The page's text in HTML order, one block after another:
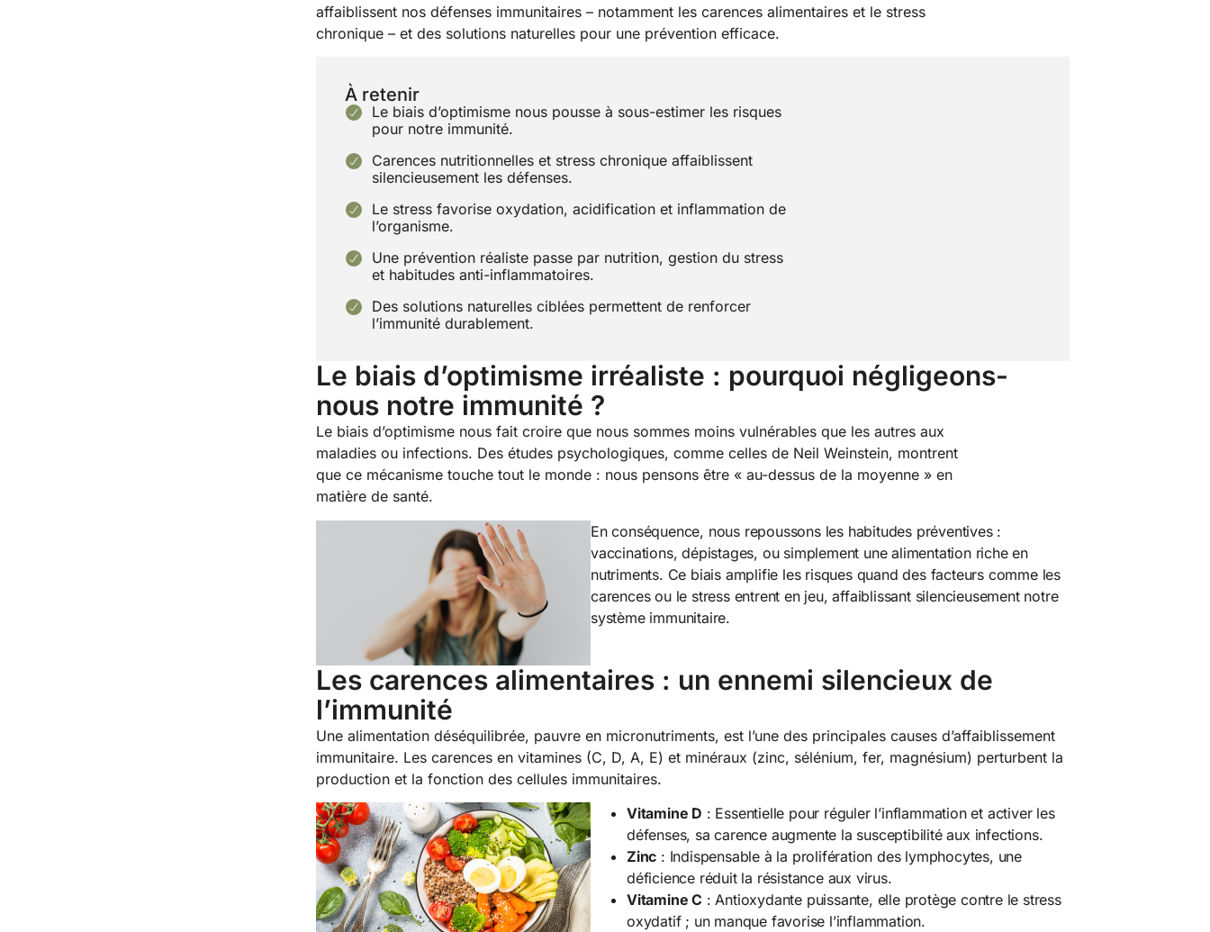
affaiblissent nos défenses immunitaires – notamment les carences alimentaires et le stress
chronique – et des solutions naturelles pour une prévention efficace.
À retenir
Le biais d’optimisme nous pousse à sous-estimer les risques
pour notre immunité.
Carences nutritionnelles et stress chronique affaiblissent
silencieusement les défenses.
Le stress favorise oxydation, acidification et inflammation de
l’organisme.
Une prévention réaliste passe par nutrition, gestion du stress
et habitudes anti-inflammatoires.
Des solutions naturelles ciblées permettent de renforcer
l’immunité durablement.
Le biais d’optimisme irréaliste : pourquoi négligeons-
nous notre immunité ?
Le biais d’optimisme nous fait croire que nous sommes moins vulnérables que les autres aux
maladies ou infections. Des études psychologiques, comme celles de Neil Weinstein, montrent
que ce mécanisme touche tout le monde : nous pensons être « au-dessus de la moyenne » en
matière de santé.
En conséquence, nous repoussons les habitudes préventives :
vaccinations, dépistages, ou simplement une alimentation riche en
nutriments. Ce biais amplifie les risques quand des facteurs comme les
carences ou le stress entrent en jeu, affaiblissant silencieusement notre
système immunitaire.
Les carences alimentaires : un ennemi silencieux de
l’immunité
Une alimentation déséquilibrée, pauvre en micronutriments, est l’une des principales causes d’affaiblissement
immunitaire. Les carences en vitamines (C, D, A, E) et minéraux (zinc, sélénium, fer, magnésium) perturbent la
production et la fonction des cellules immunitaires.
Vitamine D : Essentielle pour réguler l’inflammation et activer les
défenses, sa carence augmente la susceptibilité aux infections.
Zinc : Indispensable à la prolifération des lymphocytes, une
déficience réduit la résistance aux virus.
Vitamine C : Antioxydante puissante, elle protège contre le stress
oxydatif ; un manque favorise l’inflammation.